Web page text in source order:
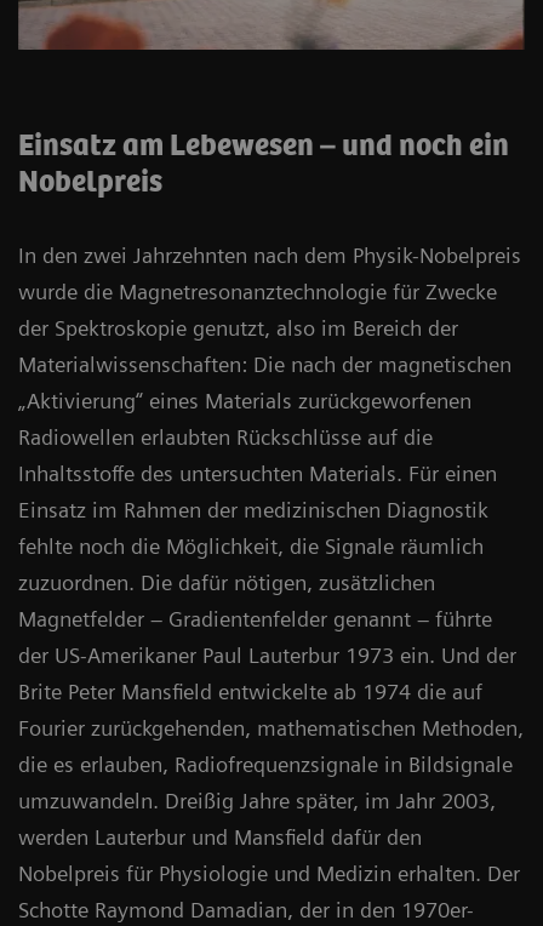
Einsatz am Lebewesen – und noch ein
Nobelpreis
In den zwei Jahrzehnten nach dem Physik-Nobelpreis
wurde die Magnetresonanztechnologie für Zwecke
der Spektroskopie genutzt, also im Bereich der
Materialwissenschaften: Die nach der magnetischen
„Aktivierung“ eines Materials zurückgeworfenen
Radiowellen erlaubten Rückschlüsse auf die
Inhaltsstoffe des untersuchten Materials. Für einen
Einsatz im Rahmen der medizinischen Diagnostik
fehlte noch die Möglichkeit, die Signale räumlich
zuzuordnen. Die dafür nötigen, zusätzlichen
Magnetfelder – Gradientenfelder genannt – führte
der US-Amerikaner Paul Lauterbur 1973 ein. Und der
Brite Peter Mansfield entwickelte ab 1974 die auf
Fourier zurückgehenden, mathematischen Methoden,
die es erlauben, Radiofrequenzsignale in Bildsignale
umzuwandeln. Dreißig Jahre später, im Jahr 2003,
werden Lauterbur und Mansfield dafür den
Nobelpreis für Physiologie und Medizin erhalten. Der
Schotte Raymond Damadian, der in den 1970er-